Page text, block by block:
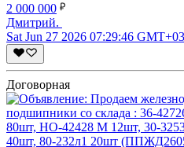
2 000 000
Дмитрий.
Sat Jun 27 2026 07:29:46
Договорная